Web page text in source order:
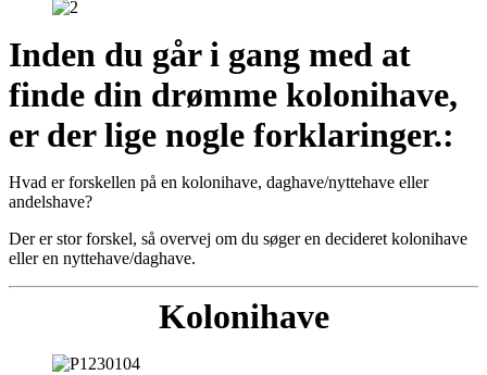
Inden du går i gang med at
finde din drømme kolonihave,
er der lige nogle forklaringer.:
Hvad er forskellen på en kolonihave, daghave/nyttehave eller
andelshave?
Der er stor forskel, så overvej om du søger en decideret kolonihave
eller en nyttehave/daghave.
Kolonihave